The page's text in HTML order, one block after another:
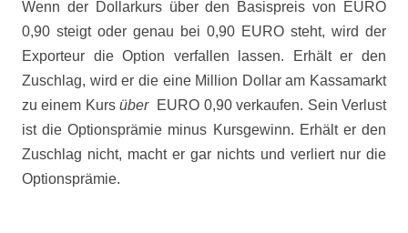
Wenn der Dollarkurs über den Basispreis von EURO
0,90 steigt oder genau bei 0,90 EURO steht, wird der
Exporteur die Option verfallen lassen. Erhält er den
Zuschlag, wird er die eine Million Dollar am Kassamarkt
zu einem Kursüber
EURO 0,90 verkaufen. Sein Verlust
ist die Optionsprämie minus Kursgewinn. Erhält er den
Zuschlag nicht, macht er gar nichts und verliert nur die
Optionsprämie.